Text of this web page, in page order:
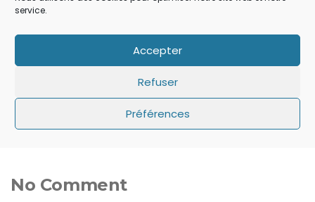
service.
Accepter
Refuser
Préférences
iOS 14: Apple a ajouté un
échappé à tout le monde
iOS: que faire si le
minuteur ne s’affiche pas
sur l’écran de verrouillage
No Comment